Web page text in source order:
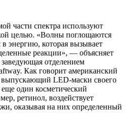
части спектра используют
целью. «Волны поглощаются
энергию, которая вызывает
реакции», — объясняет
отделением
Как говорит американский
выпускающий LED-маски своего
один косметический
ретинол, воздействует
оказывая на них определенный